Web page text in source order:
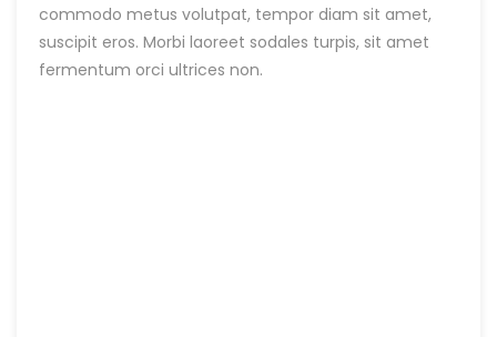
commodo metus volutpat, tempor diam sit amet,
suscipit eros. Morbi laoreet sodales turpis, sit amet
fermentum orci ultrices non.